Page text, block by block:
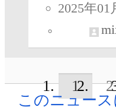
2025年01
1 2
このニュー